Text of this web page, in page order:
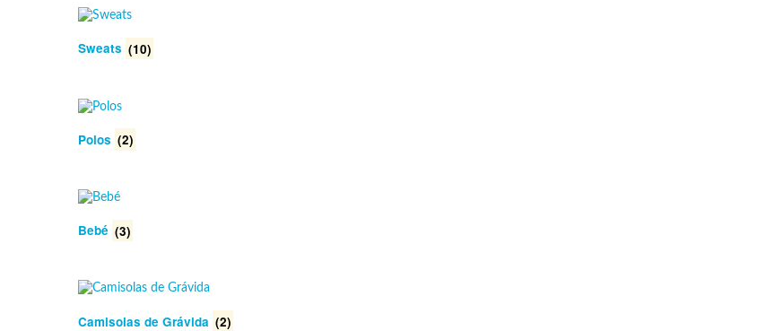
Sweats (10)
Polos (2)
Bebé (3)
Camisolas de Grávida (2)